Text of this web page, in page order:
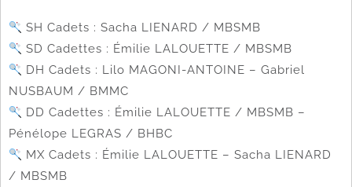
SH Cadets : Sacha LIENARD / MBSMB
SD Cadettes : Émilie LALOUETTE / MBSMB
DH Cadets : Lilo MAGONI-ANTOINE – Gabriel
NUSBAUM / BMMC
DD Cadettes : Émilie LALOUETTE / MBSMB –
Pénélope LEGRAS / BHBC
MX Cadets : Émilie LALOUETTE – Sacha LIENARD
/ MBSMB